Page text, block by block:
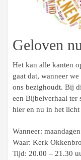
Geloven nu
Het kan alle kanten
gaat dat, wanneer
ons bezighoudt. Bij
een Bijbelverhaal ter
hier en nu in het
Wanneer:
Waar: Kerk
Tijd: 20.00 – 21.30